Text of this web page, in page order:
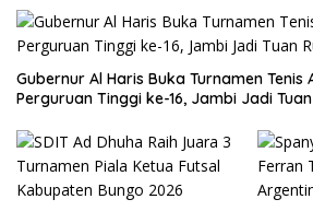
Gubernur Al Haris Buka Turnamen Tenis
Perguruan Tinggi ke-16, Jambi Jadi